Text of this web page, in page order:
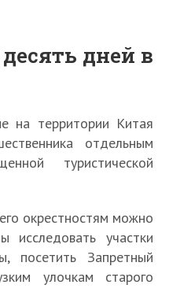
дней в
на территории Китая
отдельным
туристической
окрестностям можно
исследовать участки
посетить Запретный
улочкам старого